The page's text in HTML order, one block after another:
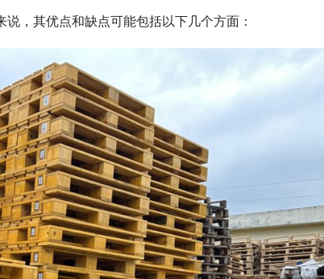
，其优点和缺点可能包括以下几个方面：